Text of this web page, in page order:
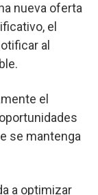
nueva oferta
el
al
el
se mantenga
a optimizar